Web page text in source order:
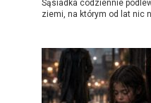
Sąsiadka codziennie
ziemi, na którym od lat nic